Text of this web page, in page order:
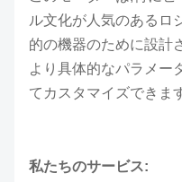
ル文化が人気のあるロ
的の機器のために設計
より具体的なパラメー
てカスタマイズできま
私たちのサービス: